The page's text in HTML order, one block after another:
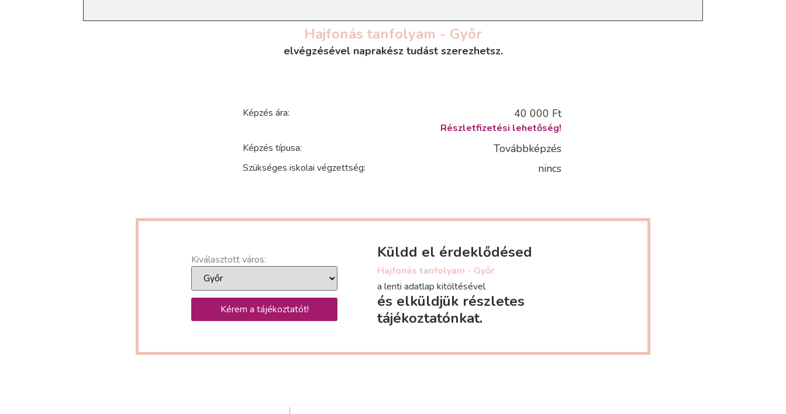
Hajfonás tanfolyam - Győr
elvégzésével naprakész tudást szerezhetsz.
Képzés ára: 40 000 Ft
Részletfizetési lehetőség!
Képzés típusa:
Továbbképzés
Szükséges iskolai végzettség: nincs
Kiválasztott város:
Kérem a tájékoztatót!
Küldd el érdeklődésed
Hajfonás tanfolyam - Győr
a lenti adatlap kitöltésével
és elküldjük részletes
tájékoztatónkat.